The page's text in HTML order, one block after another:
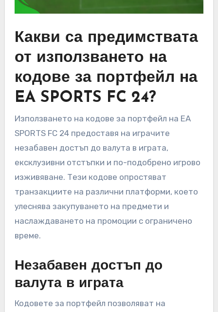
Какви са предимствата
от използването на
кодове за портфейл на
EA SPORTS FC 24?
Използването на кодове за портфейл на EA
SPORTS FC 24 предоставя на играчите
незабавен достъп до валута в играта,
ексклузивни отстъпки и по-подобрено игрово
изживяване. Тези кодове опростяват
транзакциите на различни платформи, което
улеснява закупуването на предмети и
наслаждаването на промоции с ограничено
време.
Незабавен достъп до
валута в играта
Кодовете за портфейл позволяват на